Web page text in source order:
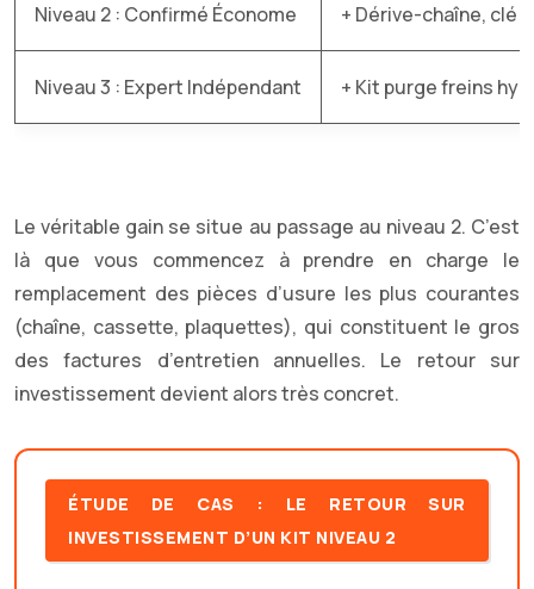
Niveau 2 : Confirmé Économe + Dérive-chaîne, clé
Niveau 3 : Expert Indépendant + Kit purge freins
Le véritable gain se situe au passage au niveau 2. C’est
là que vous commencez à prendre en charge le
remplacement des pièces d’usure les plus courantes
(chaîne, cassette, plaquettes), qui constituent le gros
des factures d’entretien annuelles. Le retour sur
investissement devient alors très concret.
ÉTUDE DE CAS : LE RETOUR SUR
INVESTISSEMENT D’UN KIT NIVEAU 2